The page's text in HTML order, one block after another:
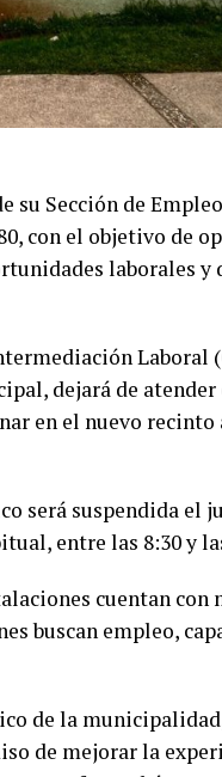
Sección de
con el objetivo de
laborales y
Laboral
dejará de
en el nuevo
será suspendida el
entre las 8:30 y
cuentan con
buscan empleo,
de la
de mejorar la